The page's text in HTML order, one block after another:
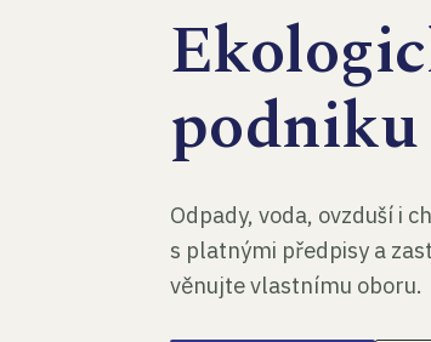
Odpady, voda, ovzduší i
s platnými předpisy a
věnujte vlastnímu oboru.